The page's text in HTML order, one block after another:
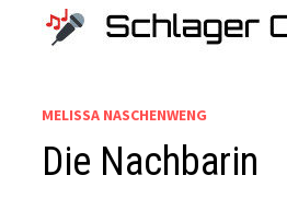
MELISSA NASCHENWENG
Die Nachbarin